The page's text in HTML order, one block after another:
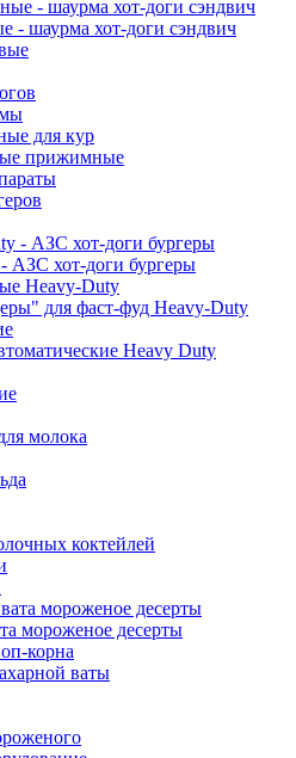
- шаурма хот-доги сэндвич
для кур
прижимные
АЗС хот-доги бургеры
Heavy-Duty
для фаст-фуд Heavy-Duty
Heavy Duty
молока
коктейлей
мороженое десерты
корна
ваты